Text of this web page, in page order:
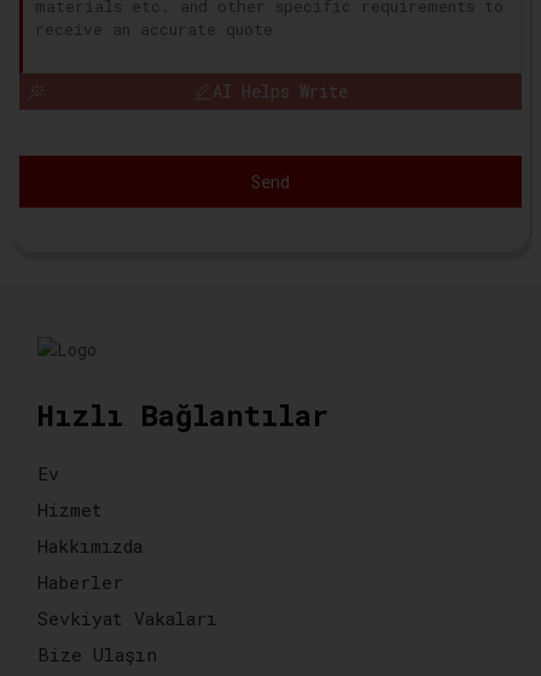
AI Helps Write
Send
Hızlı Bağlantılar
Ev
Hizmet
Hakkımızda
Haberler
Sevkiyat Vakaları
Bize Ulaşın